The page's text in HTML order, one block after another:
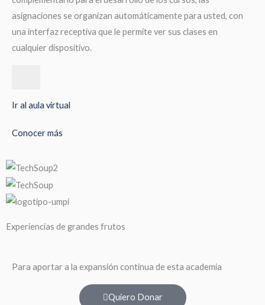
asignaciones se organizan automáticamente para usted, con
una interfaz receptiva que le permite ver sus clases en
cualquier dispositivo.
Ir al aula virtual
Conocer más
Experiencias de grandes frutos
Para aportar a la expansión continua de esta academia
Quiero Donar